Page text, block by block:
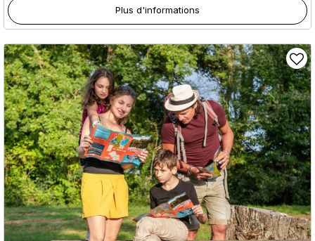
Plus d'informations